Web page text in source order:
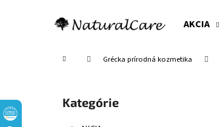
AKCIA
Domov Grécka prírodná kozmetika
Preskočiť
kategórie
Kategórie
Späť
Späť